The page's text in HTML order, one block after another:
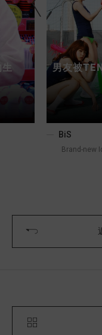
男友被
BiS
Brand-new